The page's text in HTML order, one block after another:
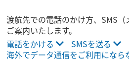
渡航先での電話のかけ方、SMS
ご案内いたします。
電話をかける
SMSを送る
海外でデータ通信をご利用になら